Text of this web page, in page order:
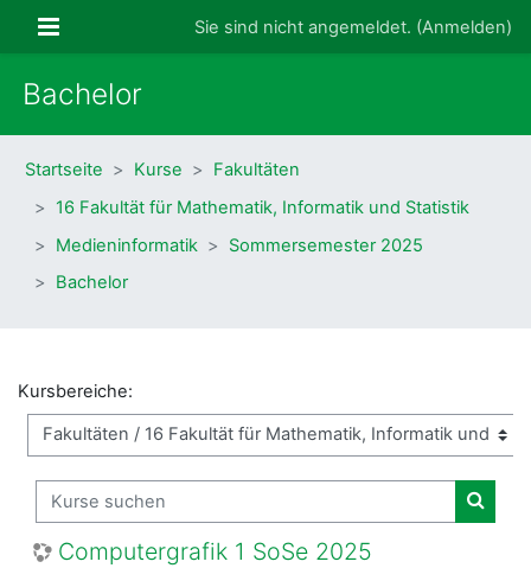
Website-ÜbersichtSie sind nicht angemeldet. (Anmelden)
Bachelor
Startseite Kurse
Fakultäten
16 Fakultät für Mathematik, Informatik und Statistik
Medieninformatik
Sommersemester 2025
Bachelor
Kursbereiche:
Kurse suchen
Kurse
Computergrafik 1 SoSe 2025